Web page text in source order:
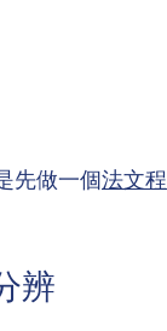
先做一個法文程
辨